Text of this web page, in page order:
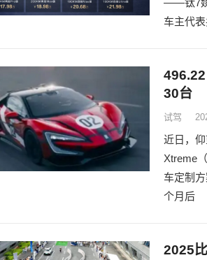
——钛7媒
车主代
30台
试驾
近日，
Xtreme
车定制
个月后
2025